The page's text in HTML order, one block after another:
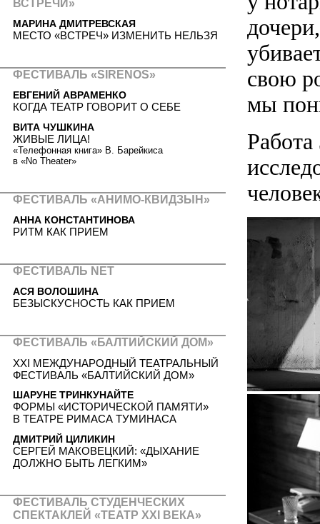
свою
мы
ВСТРЕЧИ»
МАРИНА ДМИТРЕВСКАЯ
МЕСТО «ВСТРЕЧ» ИЗМЕНИТЬ НЕЛЬЗЯ
ФЕСТИВАЛЬ «SIRENOS»
ЕВГЕНИЙ АВРАМЕНКО
КОГДА ТЕАТР ГОВОРИТ О СЕБЕ
ВИТА ЧУШКИНА
ЖИВЫЕ ЛИЦА!
«Телефонная книга» В. Барейкиса
в «No Theater»
ФЕСТИВАЛЬ «АНИМО-КВИДЗЫН»
АННА КОНСТАНТИНОВА
РИТМ КАК ПРИЕМ
ФЕСТИВАЛЬ NET
АСЯ ВОЛОШИНА
БЕЗЫСКУСНОСТЬ КАК ПРИЕМ
ФЕСТИВАЛЬ «БАЛТИЙСКИЙ ДОМ»
XXI МЕЖДУНАРОДНЫЙ ТЕАТРАЛЬНЫЙ
ФЕСТИВАЛЬ «БАЛТИЙСКИЙ ДОМ»
ШАРУНЕ ТРИНКУНАЙТЕ
ФОРМЫ «ИСТОРИЧЕСКОЙ ПАМЯТИ»
В ТЕАТРЕ РИМАСА ТУМИНАСА
ДМИТРИЙ ЦИЛИКИН
СЕРГЕЙ МАКОВЕЦКИЙ: «ДЫХАНИЕ
ДОЛЖНО БЫТЬ ЛЕГКИМ»
ФЕСТИВАЛЬ СТУДЕНЧЕСКИХ
СПЕКТАКЛЕЙ «ТЕАТР XXI ВЕКА»